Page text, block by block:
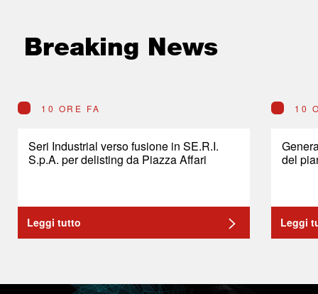
Breaking News
10 ORE FA
Seri Industrial verso fusione in SE.R.I.
S.p.A. per delisting da Piazza Affari
Leggi tutto
10
del
Leggi